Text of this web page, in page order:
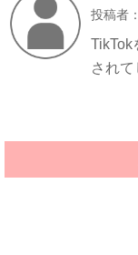
投稿者
TikTok
され